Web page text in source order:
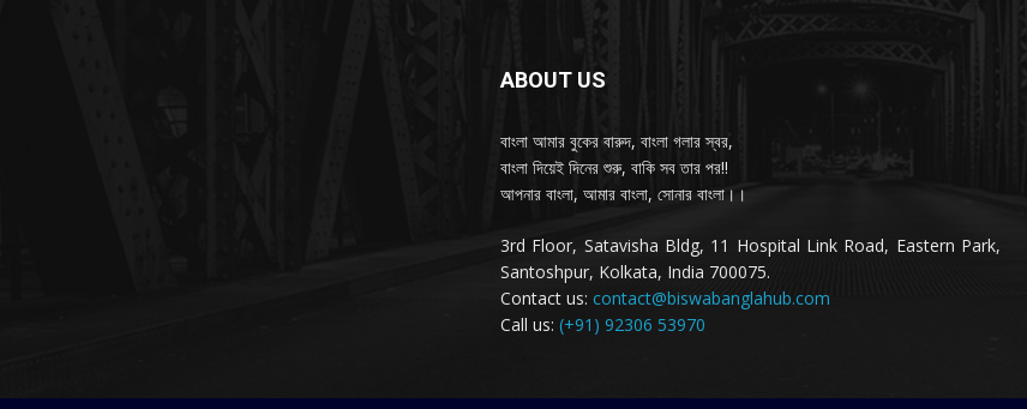
ABOUT US
বাংলা আমার বুকের বারুদ, বাংলা গলার স্বর,
বাংলা দিয়েই দিনের শুরু, বাকি সব তার পর!!
আপনার বাংলা, আমার বাংলা, সোনার বাংলা।।
3rd Floor, Satavisha Bldg, 11 Hospital Link Road, Eastern Park,
Santoshpur, Kolkata, India 700075.
Contact us: contact@biswabanglahub.com
Call us: (+91) 92306 53970